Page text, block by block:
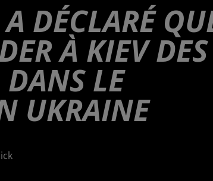
DÉCLARÉ
À KIEV DES
LE
UKRAINE